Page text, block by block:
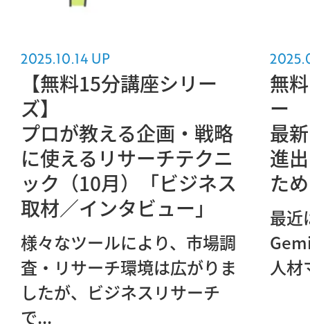
2025.10.14 UP
【無料15分講座シリー
ズ】
プロが教える企画・戦略
に使えるリサーチテクニ
ック（10月）「ビジネス
取材／インタビュー」
様々なツールにより、市場調
査・リサーチ環境は広がりま
したが、ビジネスリサーチ
で...
無
ー
最
進
た
最近
人材